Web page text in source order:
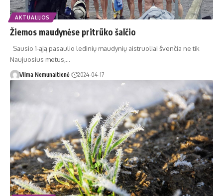
AKTUALIJOS
Žiemos maudynėse pritrūko šalčio
Sausio 1-ąją pasaulio ledinių maudynių aistruoliai švenčia ne tik
Naujuosius metus,…
Vilma Nemunaitienė 2024-04-17